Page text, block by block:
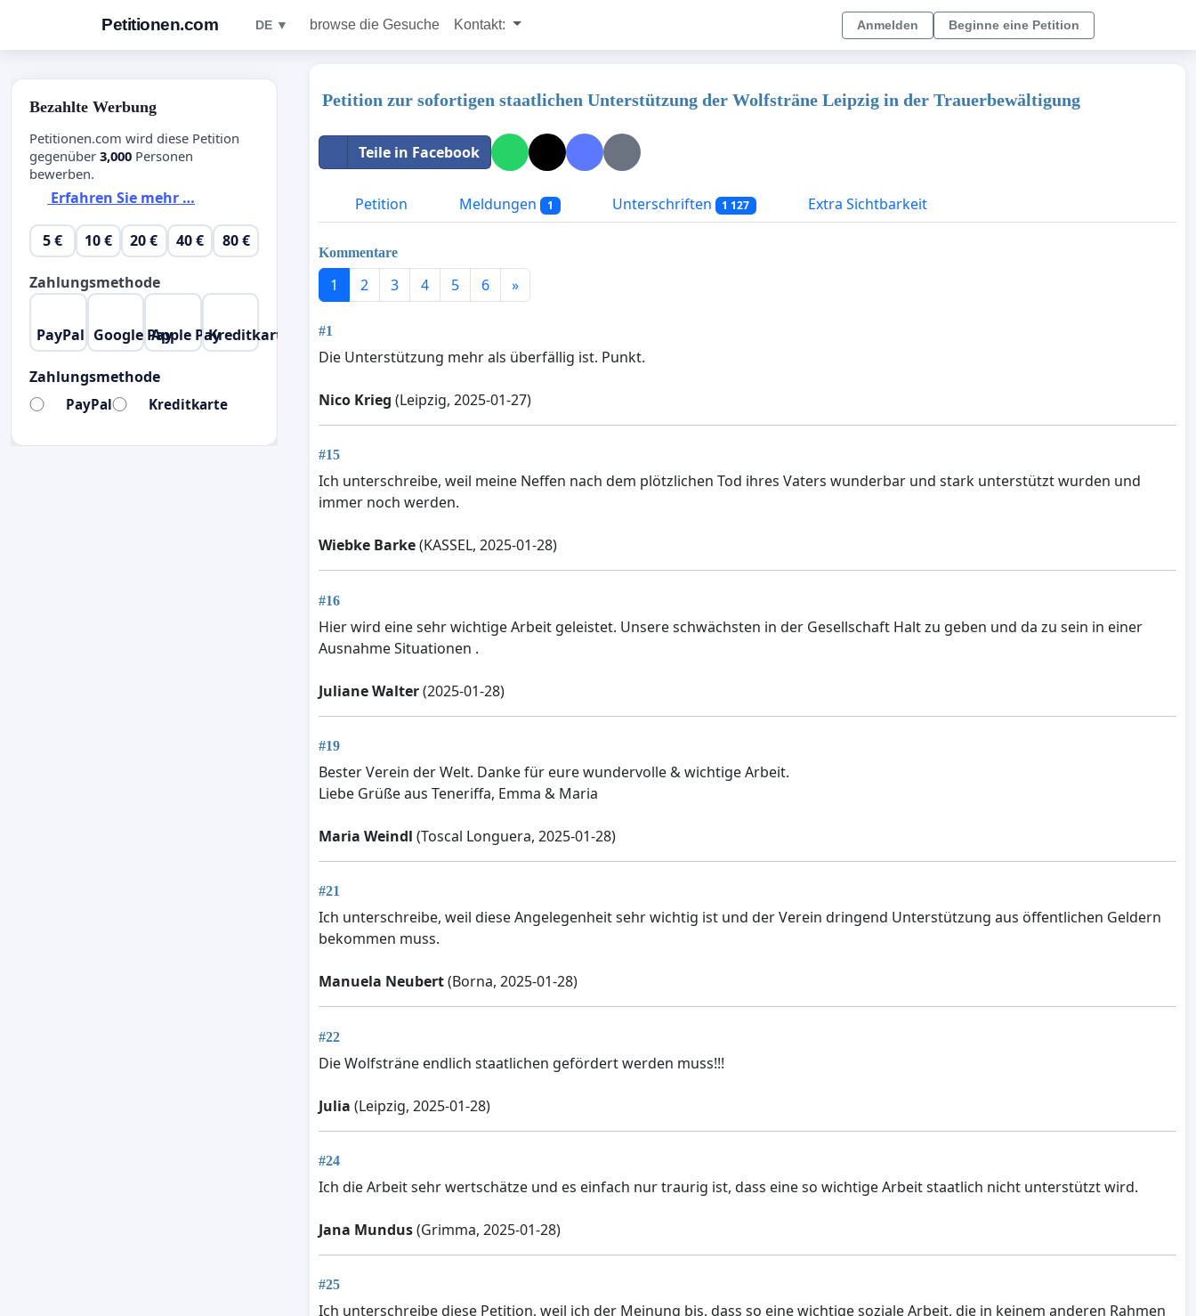
Petitionen.com DE ▼ browse die Gesuche Kontakt: Anmelden Beginne eine Petition
Petition zur sofortigen staatlichen Unterstützung der Wolfsträne Leipzig in der Trauerbewältigung
Teile in Facebook
Petition Meldungen 1 Unterschriften 1 127 Extra Sichtbarkeit
Kommentare
1 2 3 4 5 6 »
#1
Die Unterstützung mehr als überfällig ist. Punkt.
Nico Krieg (Leipzig, 2025-01-27)
#15
Ich unterschreibe, weil meine Neffen nach dem plötzlichen Tod ihres Vaters wunderbar und stark unterstützt wurden und
immer noch werden.
Wiebke Barke(KASSEL, 2025-01-28)
#16
Hier wird eine sehr wichtige Arbeit geleistet. Unsere schwächsten in der Gesellschaft Halt zu geben und da zu sein in einer
Ausnahme Situationen .
Juliane Walter(2025-01-28)
#19
Bester Verein der Welt. Danke für eure wundervolle & wichtige Arbeit.
Liebe Grüße aus Teneriffa, Emma & Maria
Maria Weindl (Toscal Longuera, 2025-01-28)
#21
Ich unterschreibe, weil diese Angelegenheit sehr wichtig ist und der Verein dringend Unterstützung aus öffentlichen Geldern
bekommen muss.
Manuela Neubert(Borna, 2025-01-28)
#22
Die Wolfsträne endlich staatlichen gefördert werden muss!!!
Julia (Leipzig, 2025-01-28)
#24
Ich die Arbeit sehr wertschätze und es einfach nur traurig ist, dass eine so wichtige Arbeit staatlich nicht unterstützt wird.
Jana Mundus(Grimma, 2025-01-28)
#25
Ich unterschreibe diese Petition, weil ich der Meinung bis, dass so eine wichtige soziale Arbeit, die in keinem anderen Rahmen
Bezahlte Werbung
Petitionen.com wird diese Petition
gegenüber 3,000 Personen
bewerben.
Erfahren Sie mehr …
5 € 10 € 20 € 40 € 80 €
Zahlungsmethode
PayPal Google PayApple PayKreditkarte
Zahlungsmethode
PayPal Kreditkarte